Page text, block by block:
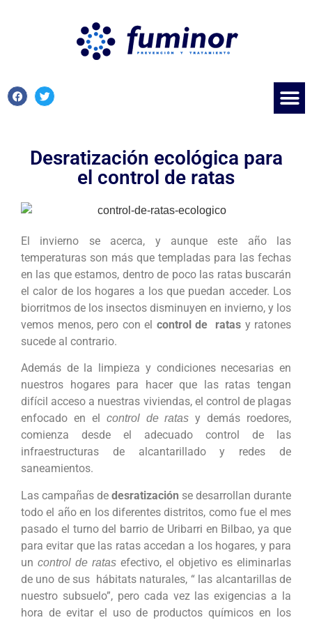
Desratización ecológica para
el control de ratas
El invierno se acerca, y aunque este año las
temperaturas son más que templadas para las fechas
en las que estamos, dentro de poco las ratas buscarán
el calor de los hogares a los que puedan acceder. Los
biorritmos de los insectos disminuyen en invierno, y los
vemos menos, pero con el control de ratas y ratones
sucede al contrario.
Además de la limpieza y condiciones necesarias en
nuestros hogares para hacer que las ratas tengan
difícil acceso a nuestras viviendas, el control de plagas
enfocado en el control de ratas y demás roedores,
comienza desde el adecuado control de las
infraestructuras de alcantarillado y redes de
saneamientos.
Las campañas de desratización se desarrollan durante
todo el año en los diferentes distritos, como fue el mes
pasado el turno del barrio de Uribarri en Bilbao, ya que
para evitar que las ratas accedan a los hogares, y para
un control de ratas efectivo, el objetivo es eliminarlas
de uno de sus hábitats naturales, “ las alcantarillas de
nuestro subsuelo”, pero cada vez las exigencias a la
hora de evitar el uso de productos químicos en los